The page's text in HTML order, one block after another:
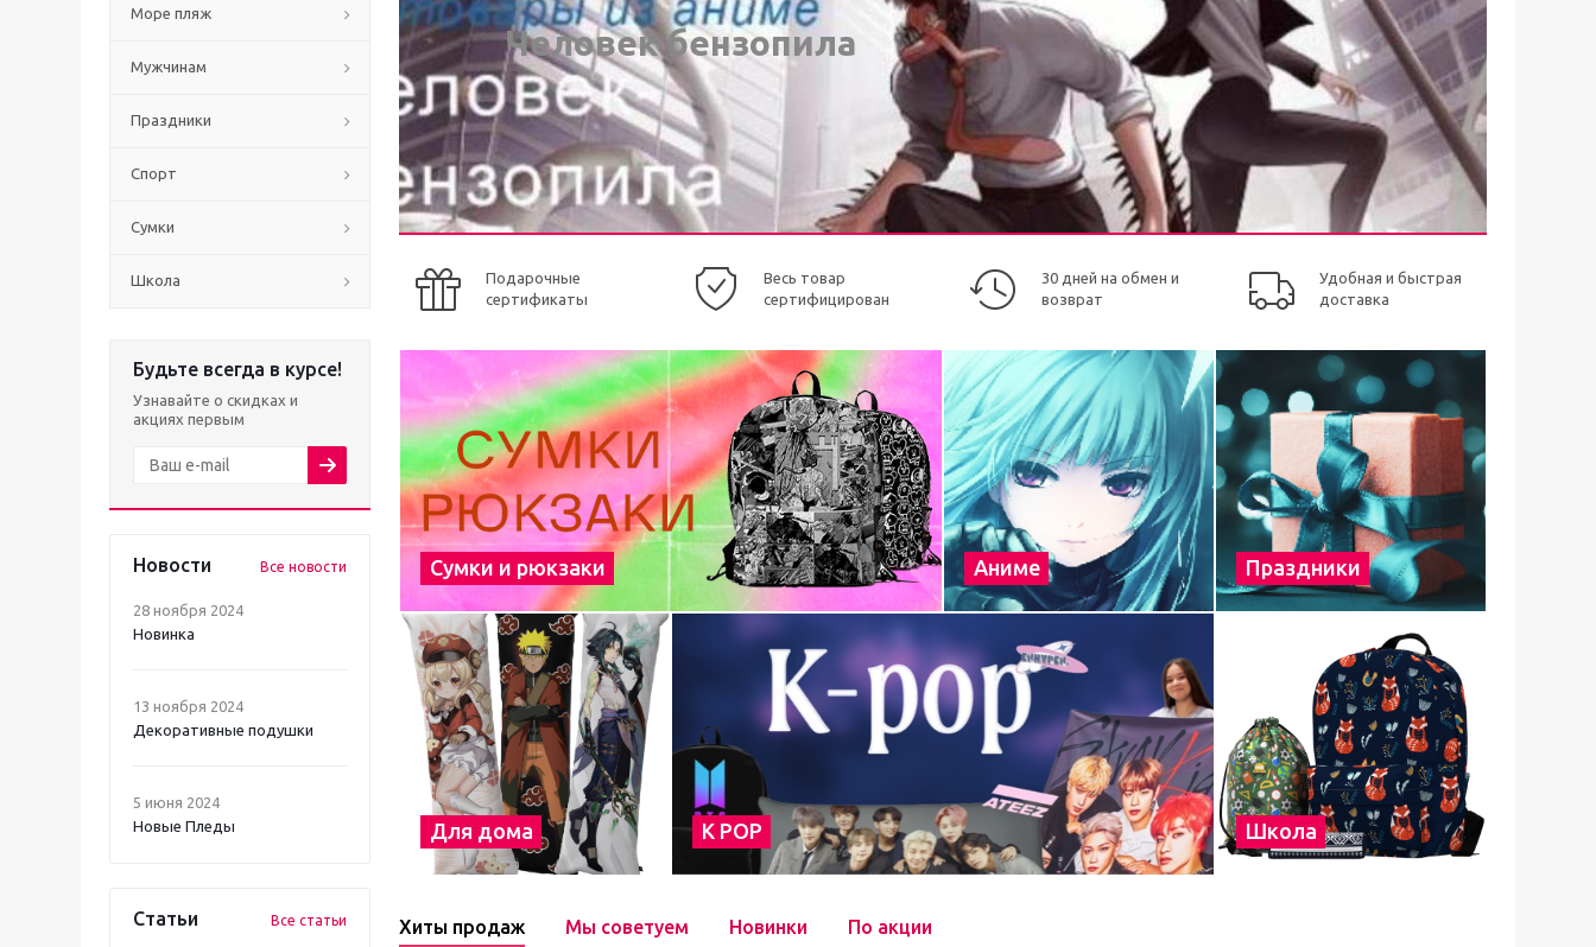
Море пляж
Мужчинам
Праздники
Спорт
Сумки
Школа
Будьте всегда в курсе!
Узнавайте о скидках и
акциях первым
Новости Все новости
28 ноября 2024
Новинка
13 ноября 2024
Декоративные подушки
5 июня 2024
Новые Пледы
Статьи Все статьи
Человек бензопила
Подарочные
сертификаты
Весь товар
сертифицирован
30 дней на обмен и
возврат
Удобная и быстрая
доставка
Сумки и рюкзаки Аниме Праздники
Для дома К POP Школа
Хиты продаж Мы советуем Новинки По акции